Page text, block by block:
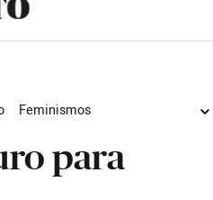
Feminismos
para